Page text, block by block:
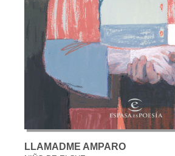
LLAMADME AMPARO